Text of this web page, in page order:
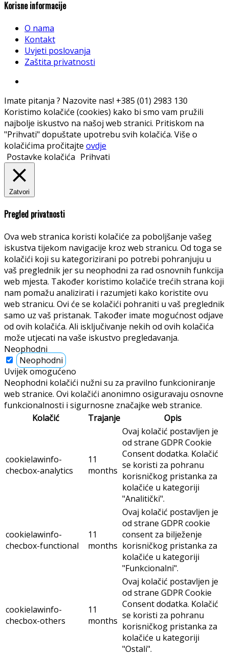
Korisne informacije
O nama
Kontakt
Uvjeti poslovanja
Zaštita privatnosti
Imate pitanja ? Nazovite nas! +385 (01) 2983 130
Koristimo kolačiće (cookies) kako bi smo vam pružili
najbolje iskustvo na našoj web stranici. Pritiskom na
"Prihvati" dopuštate upotrebu svih kolačića. Više o
kolačićima pročitajte ovdje
Postavke kolačića Prihvati
Zatvori
Pregled privatnosti
Ova web stranica koristi kolačiće za poboljšanje vašeg
iskustva tijekom navigacije kroz web stranicu. Od toga se
kolačići koji su kategorizirani po potrebi pohranjuju u
vaš preglednik jer su neophodni za rad osnovnih funkcija
web mjesta. Također koristimo kolačiće trećih strana koji
nam pomažu analizirati i razumjeti kako koristite ovu
web stranicu. Ovi će se kolačići pohraniti u vaš preglednik
samo uz vaš pristanak. Također imate mogućnost odjave
od ovih kolačića. Ali isključivanje nekih od ovih kolačića
može utjecati na vaše iskustvo pregledavanja.
Neophodni
Neophodni
Uvijek omogućeno
Neophodni kolačići nužni su za pravilno funkcioniranje
web stranice. Ovi kolačići anonimno osiguravaju osnovne
funkcionalnosti i sigurnosne značajke web stranice.
Kolačić
Trajanje Opis
cookielawinfo-
checbox-analytics
11
months
Ovaj kolačić postavljen je
od strane GDPR Cookie
Consent dodatka. Kolačić
se koristi za pohranu
korisničkog pristanka za
kolačiće u kategoriji
"Analitički".
cookielawinfo-
checbox-functional
11
months
Ovaj kolačić postavljen je
od strane GDPR cookie
consent za bilježenje
korisničkog pristanka za
kolačiće u kategoriji
"Funkcionalni".
cookielawinfo-
checbox-others
11
months
Ovaj kolačić postavljen je
od strane GDPR Cookie
Consent dodatka. Kolačić
se koristi za pohranu
korisničkog pristanka za
kolačiće u kategoriji
"Ostali".